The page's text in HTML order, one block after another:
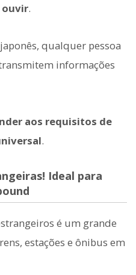
ouvir.
qualquer pessoa
informações
aos requisitos de
.
Ideal para
é um grande
estações e ônibus em